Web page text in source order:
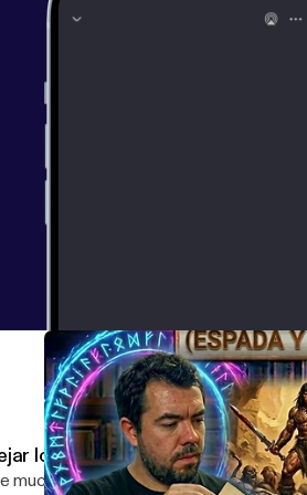
los videojuegos
muchos años jugando en sus consolas,